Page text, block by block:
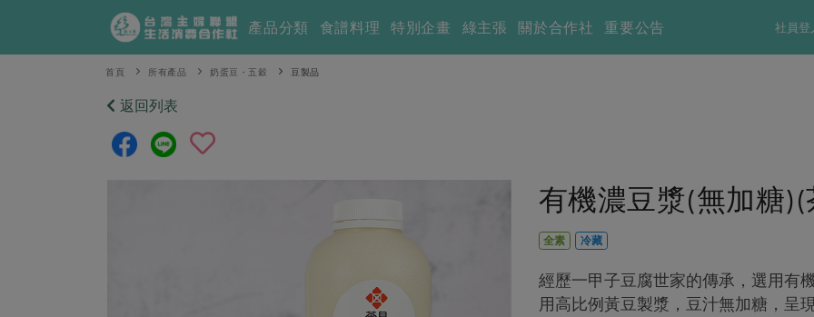
社員登
產品分類 食譜料理 特別企畫 綠主張 關於合作社 重要公告
首頁 所有產品 奶蛋豆・五穀 豆製品
返回列表
有機濃豆漿(無加糖
全素 冷藏
經歷一甲子豆腐世家的傳承，選用有
用高比例黃豆製漿，豆汁無加糖，呈